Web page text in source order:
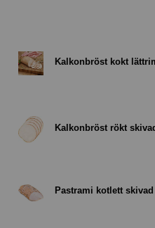
Kalkonbröst kokt
Kalkonbröst rökt
Pastrami kotlett